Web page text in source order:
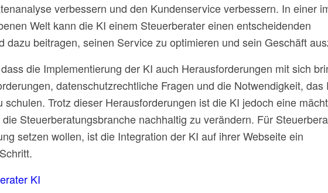
verbessern und den Kundenservice verbessern. In einer
Welt kann die KI einem Steuerberater einen entscheidenden
dazu beitragen, seinen Service zu optimieren und sein Geschäft
die Implementierung der KI auch Herausforderungen mit sich
datenschutzrechtliche Fragen und die Notwendigkeit, das
Trotz dieser Herausforderungen ist die KI jedoch eine
Steuerberatungsbranche nachhaltig zu verändern. Für
setzen wollen, ist die Integration der KI auf ihrer Webseite ein
KI